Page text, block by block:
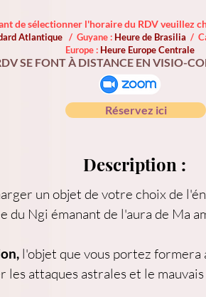
de sélectionner l'horaire du RDV veuillez
Atlantique / Guyane : Heure de Brasilia /
Europe : Heure Europe Centrale
SE FONT À DISTANCE EN VISIO-
Réservez ici
Description :
un objet de votre choix de
du Ngi émanant de l'aura de Ma
l'objet que vous portez formera
attaques astrales et le